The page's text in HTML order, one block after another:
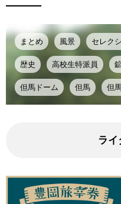
まとめ 風景 セレク
歴史 高校生特派員
但馬ドーム 但馬 但
ライ